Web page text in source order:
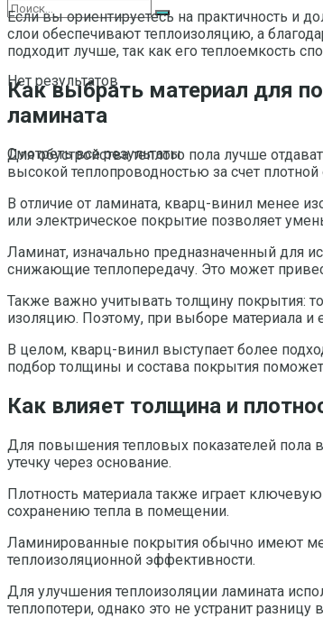
Нет результатов
Смотреть все результаты
Если вы ориентируетесь на практичность и
слои обеспечивают теплоизоляцию, а
подходит лучше, так как его теплоемкость
Как выбрать материал для
ламината
Для обустройства теплого пола лучше
высокой теплопроводностью за счет
В отличие от ламината, кварц-винил менее
или электрическое покрытие позволяет
Ламинат, изначально предназначенный для
снижающие теплопередачу. Это может
Также важно учитывать толщину покрытия:
изоляцию. Поэтому, при выборе материала и
В целом, кварц-винил выступает более
подбор толщины и состава покрытия
Как влияет толщина и
Для повышения тепловых показателей пола
утечку через основание.
Плотность материала также играет
сохранению тепла в помещении.
Ламинированные покрытия обычно имеют
теплоизоляционной эффективности.
Для улучшения теплоизоляции ламината
теплопотери, однако это не устранит